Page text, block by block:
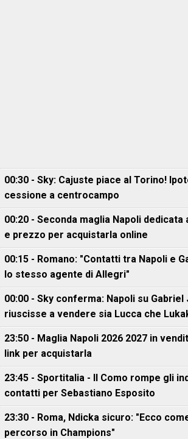
00:30 - Sky: Cajuste piace al Torino!
cessione a centrocampo
00:20 - Seconda maglia Napoli
e prezzo per acquistarla online
00:15 - Romano: "Contatti tra Napoli e
lo stesso agente di Allegri"
00:00 - Sky conferma: Napoli su Gabriel
riuscisse a vendere sia Lucca che
23:50 - Maglia Napoli 2026 2027 in
link per acquistarla
23:45 - Sportitalia - Il Como rompe gli
contatti per Sebastiano Esposito
23:30 - Roma, Ndicka sicuro: "Ecco
percorso in Champions"